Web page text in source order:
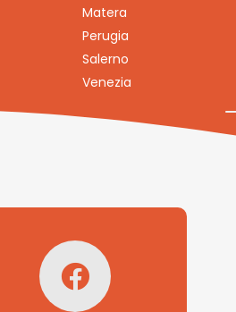
Matera
Perugia
Salerno
Venezia
Seguici su
Facebook!